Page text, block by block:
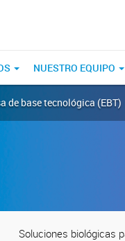
NUESTRO EQUIPO
de base tecnológica (EBT)
Soluciones biológicas